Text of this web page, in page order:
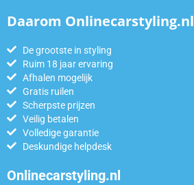
Daarom Onlinecarstyling.nl
De grootste in styling
Ruim 18 jaar ervaring
Afhalen mogelijk
Gratis ruilen
Scherpste prijzen
Veilig betalen
Volledige garantie
Deskundige helpdesk
Onlinecarstyling.nl